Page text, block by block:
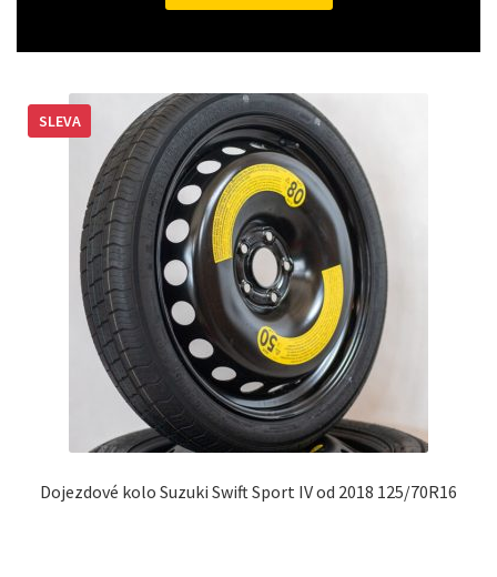
Dojezdové kolo Suzuki Swift Sport IV od 2018 125/70R16
SLEVA